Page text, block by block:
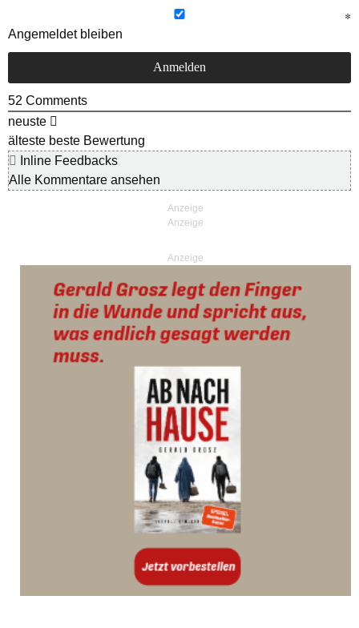
Angemeldet bleiben
52 Comments
neuste
älteste beste Bewertung
Inline Feedbacks
Alle Kommentare ansehen
Anzeige